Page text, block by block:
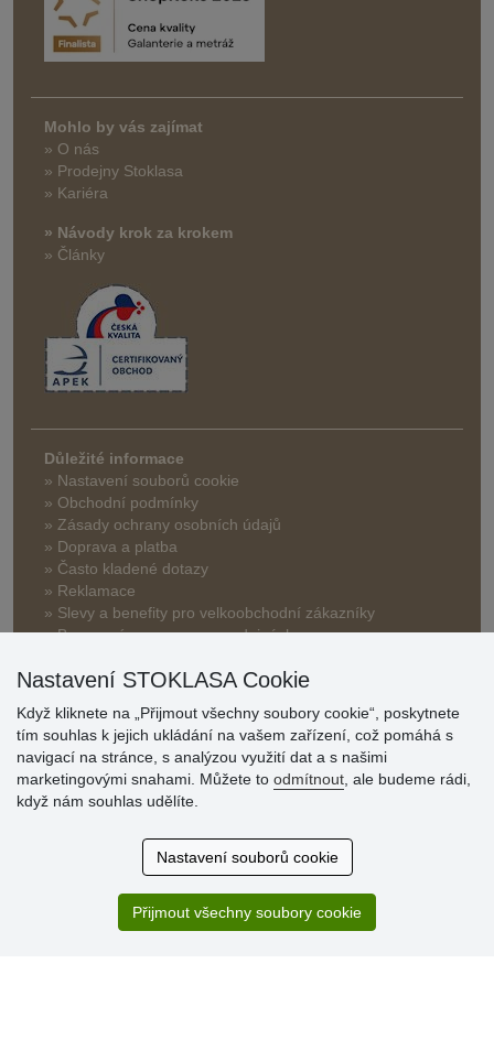
Mohlo by vás zajímat
» O nás
» Prodejny Stoklasa
» Kariéra
» Návody krok za krokem
» Články
Důležité informace
» Nastavení souborů cookie
» Obchodní podmínky
» Zásady ochrany osobních údajů
» Doprava a platba
» Často kladené dotazy
» Reklamace
» Slevy a benefity pro velkoobchodní zákazníky
» Bonusový program na prodejnách
Hodnocení
Nastavení STOKLASA Cookie
Když kliknete na „Přijmout všechny soubory cookie“, poskytnete
tím souhlas k jejich ukládání na vašem zařízení, což pomáhá s
navigací na stránce, s analýzou využití dat a s našimi
marketingovými snahami. Můžete to odmítnout , ale budeme rádi,
když nám souhlas udělíte.
Nastavení souborů cookie
Přijmout všechny soubory cookie